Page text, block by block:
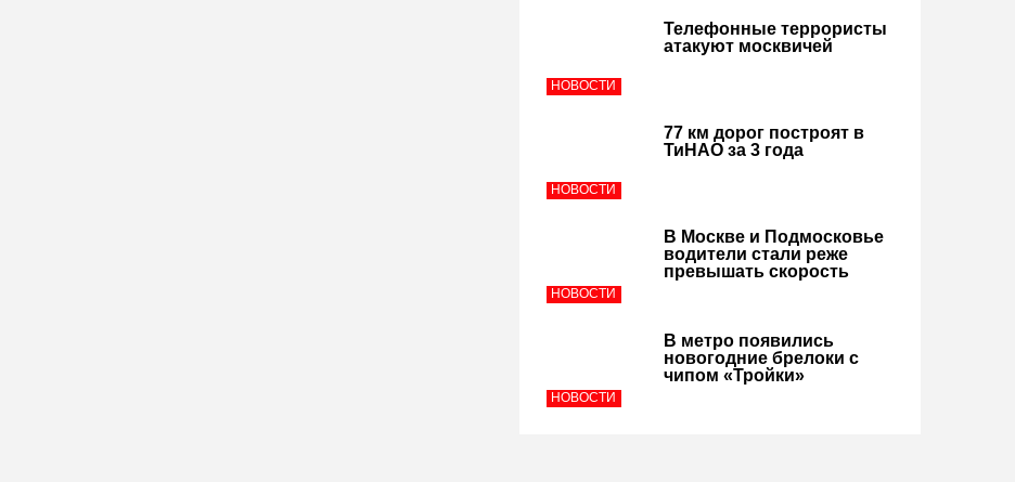
НОВОСТИ
Телефонные террористы
атакуют москвичей
НОВОСТИ
77 км дорог построят в
ТиНАО за 3 года
НОВОСТИ
В Москве и Подмосковье
водители стали реже
превышать скорость
НОВОСТИ
В метро появились
новогодние брелоки с
чипом «Тройки»